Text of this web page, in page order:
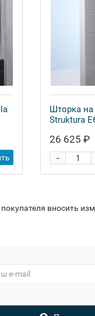
Шторка на
Struktura
26 625 ₽
-
вносить